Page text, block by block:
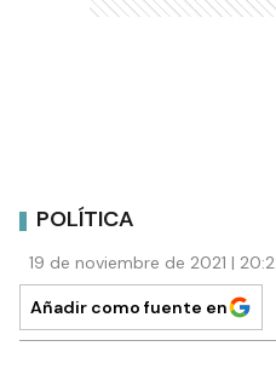
POLÍTICA
19 de noviembre de 2021 |
Añadir como fuente en